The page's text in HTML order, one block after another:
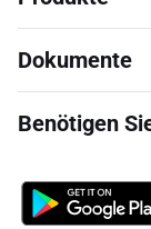
Dokumente
Benötigen